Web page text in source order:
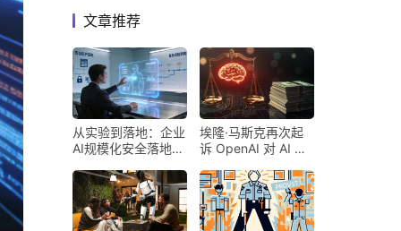
文章推荐
从实验到落地：企业
AI规模化安全落地的
埃隆·马斯克再次起
诉 OpenAI 对 AI 行